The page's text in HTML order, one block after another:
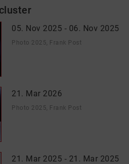
05. Nov 2025 - 06. Nov 2025
Photo 2025, Frank Post
21. Mar 2026
Photo 2025, Frank Post
21. Mar 2025 - 21. Mar 2025